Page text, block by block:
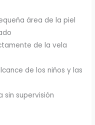
área de la piel
de la vela
de los niños y las
sin supervisión